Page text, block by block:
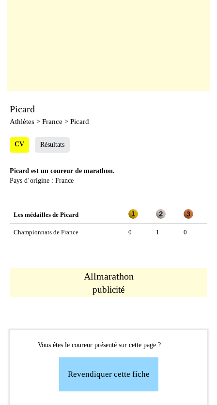
Picard
Athlètes > France > Picard
CV Résultats
Picard est un coureur de marathon.
Pays d’origine : France
Les médailles de Picard
Championnats de France 0 1 0
Allmarathon
publicité
Vous êtes le coureur présenté sur cette page ?
Revendiquer cette fiche